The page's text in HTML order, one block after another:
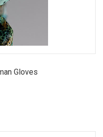
Gloves